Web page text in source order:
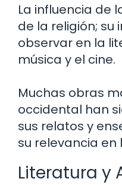
La influencia de
de la religión;
observar en la
música y el cine.
Muchas obras
occidental han
sus relatos y
su relevancia
Literatura y